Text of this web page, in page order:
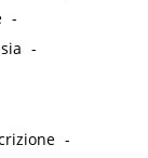
-
-
-